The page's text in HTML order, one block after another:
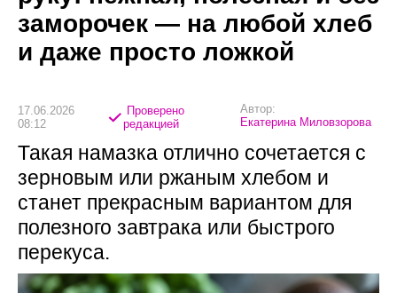
заморочек — на любой хлеб
и даже просто ложкой
17.06.2026
08:12
Проверено
редакцией
Автор:
Екатерина Миловзорова
Такая намазка отлично сочетается с
зерновым или ржаным хлебом и
станет прекрасным вариантом для
полезного завтрака или быстрого
перекуса.